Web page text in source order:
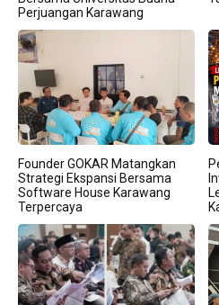
Perjuangan Karawang
Founder GOKAR Matangkan
Strategi Ekspansi Bersama
Software House Karawang
Terpercaya